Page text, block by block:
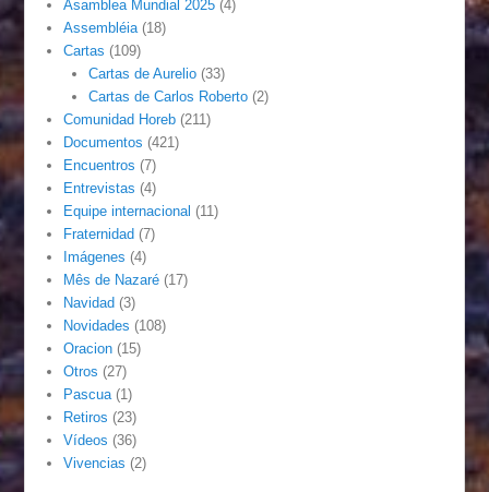
Asamblea Mundial 2025 (4)
Assembléia (18)
Cartas (109)
Cartas de Aurelio(33)
Cartas de Carlos Roberto(2)
Comunidad Horeb (211)
Documentos (421)
Encuentros (7)
Entrevistas (4)
Equipe internacional (11)
Fraternidad (7)
Imágenes (4)
Mês de Nazaré (17)
Navidad (3)
Novidades (108)
Oracion (15)
Otros (27)
Pascua (1)
Retiros (23)
Vídeos (36)
Vivencias (2)